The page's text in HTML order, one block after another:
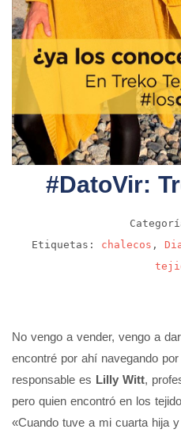
#DatoVir:
Etiquetas: chalecos ,
No vengo a vender, vengo a
encontré por ahí navegando por
responsable es Lilly Witt,
pero quien encontró en los
«Cuando tuve a mi cuarta hija